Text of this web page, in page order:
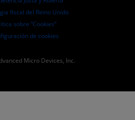
fiscal del Reino Unido
sobre “Cookies”
de cookies
Micro Devices, Inc.